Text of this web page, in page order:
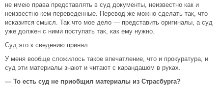
не имею права представлять в суд документы, неизвестно как и
неизвестно кем переведенные. Перевод же можно сделать так, что
исказится смысл. Так что мое дело — представить оригиналы, а суд
уже должен с ними поступать так, как ему нужно.
Суд это к сведению принял.
У меня вообще сложилось такое впечатление, что и прокуратура, и
суд эти материалы знают и читают с карандашом в руках.
— То есть суд не приобщил материалы из Страсбурга?